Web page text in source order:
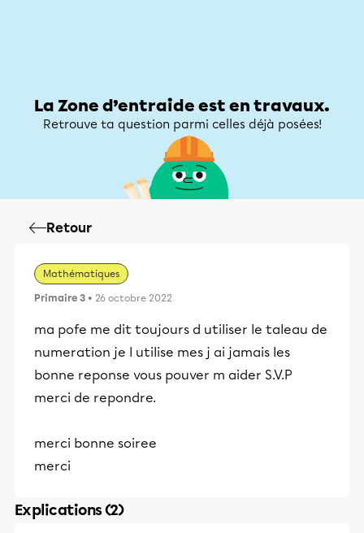
La Zone d’entraide est en travaux.
Retrouve ta question parmi celles déjà posées!
Retour
Mathématiques
Primaire 3 • 26 octobre 2022
ma pofe me dit toujours d utiliser le taleau de
numeration je l utilise mes j ai jamais les
bonne reponse vous pouver m aider S.V.P
merci de repondre.
merci bonne soiree
merci
Explications (2)